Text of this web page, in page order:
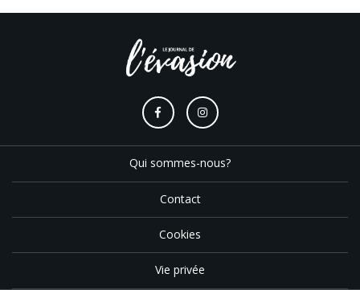
Qui sommes-nous?
Contact
Cookies
Vie privée